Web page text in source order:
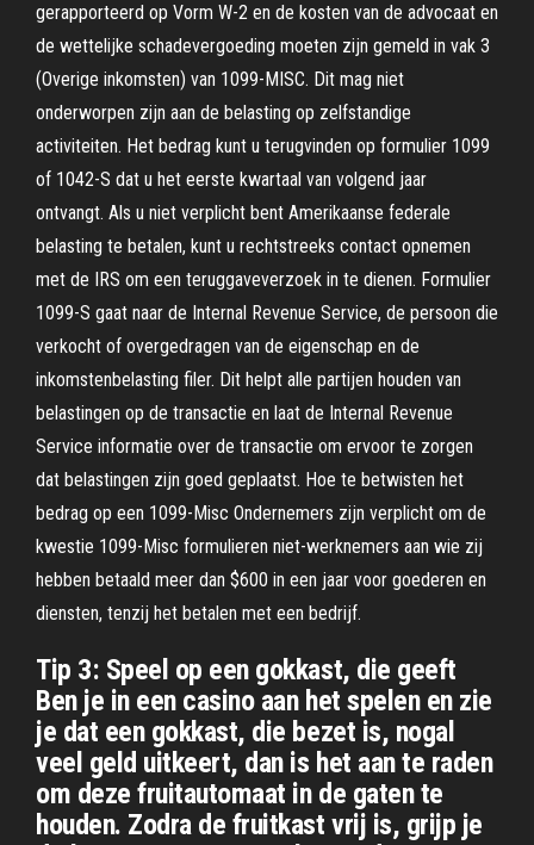
gerapporteerd op Vorm W-2 en de kosten van de advocaat en
de wettelijke schadevergoeding moeten zijn gemeld in vak 3
(Overige inkomsten) van 1099-MISC. Dit mag niet
onderworpen zijn aan de belasting op zelfstandige
activiteiten. Het bedrag kunt u terugvinden op formulier 1099
of 1042-S dat u het eerste kwartaal van volgend jaar
ontvangt. Als u niet verplicht bent Amerikaanse federale
belasting te betalen, kunt u rechtstreeks contact opnemen
met de IRS om een teruggaveverzoek in te dienen. Formulier
1099-S gaat naar de Internal Revenue Service, de persoon die
verkocht of overgedragen van de eigenschap en de
inkomstenbelasting filer. Dit helpt alle partijen houden van
belastingen op de transactie en laat de Internal Revenue
Service informatie over de transactie om ervoor te zorgen
dat belastingen zijn goed geplaatst. Hoe te betwisten het
bedrag op een 1099-Misc Ondernemers zijn verplicht om de
kwestie 1099-Misc formulieren niet-werknemers aan wie zij
hebben betaald meer dan $600 in een jaar voor goederen en
diensten, tenzij het betalen met een bedrijf.
Tip 3: Speel op een gokkast, die geeft
Ben je in een casino aan het spelen en zie
je dat een gokkast, die bezet is, nogal
veel geld uitkeert, dan is het aan te raden
om deze fruitautomaat in de gaten te
houden. Zodra de fruitkast vrij is, grijp je